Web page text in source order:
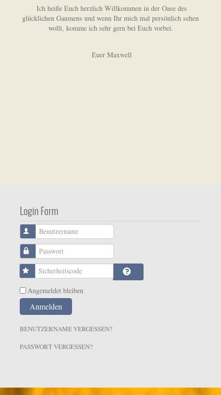
Ich heiße Euch herzlich Willkommen in der Oase des
glücklichen Gaumens und wenn Ihr mich mal persönlich sehen
wollt, komme ich sehr gern bei Euch vorbei.
Euer Maxwell
Login Form
Benutzername
Passwort
Sicherheitscode
Angemeldet bleiben
Anmelden
BENUTZERNAME VERGESSEN?
PASSWORT VERGESSEN?